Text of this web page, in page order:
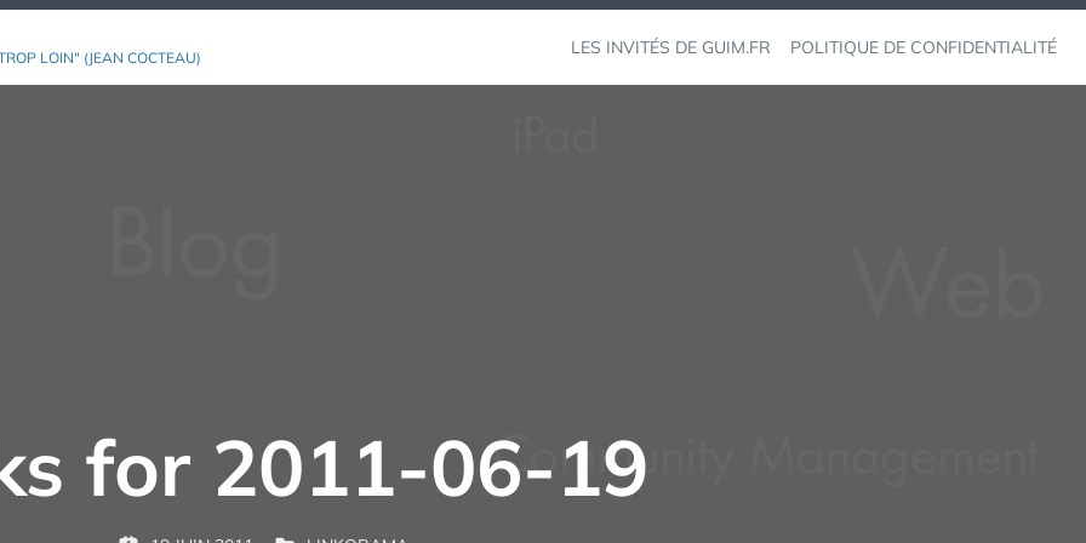
LOIN" (JEAN COCTEAU) LES INVITÉS DE GUIM.FR POLITIQUE DE CONFIDENTIALITÉ
for 2011-06-19